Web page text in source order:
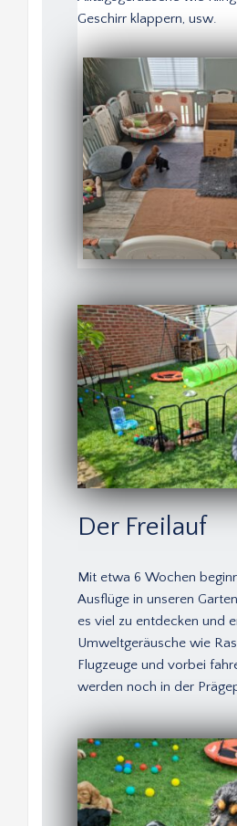
Geschirr klappern, usw.
Der Freilauf
Mit etwa 6 Wochen
Ausflüge in unseren
es viel zu entdecken und
Umweltgeräusche wie
Flugzeuge und vorbei
werden noch in der